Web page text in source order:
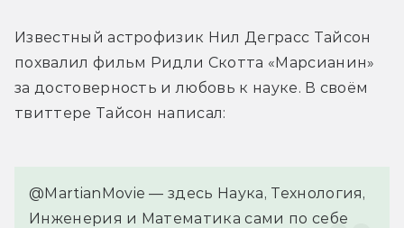
Известный астрофизик Нил Деграсс Тайсон
похвалил фильм Ридли Скотта «Марсианин»
за достоверность и любовь к науке. В своём
твиттере Тайсон написал:
@MartianMovie — здесь Наука, Технология,
Инженерия и Математика сами по себе